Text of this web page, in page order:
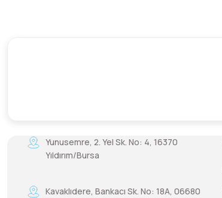
Yunusemre, 2. Yel Sk. No: 4, 16370
Yıldırım/Bursa
Kavaklıdere, Bankacı Sk. No: 18A, 06680